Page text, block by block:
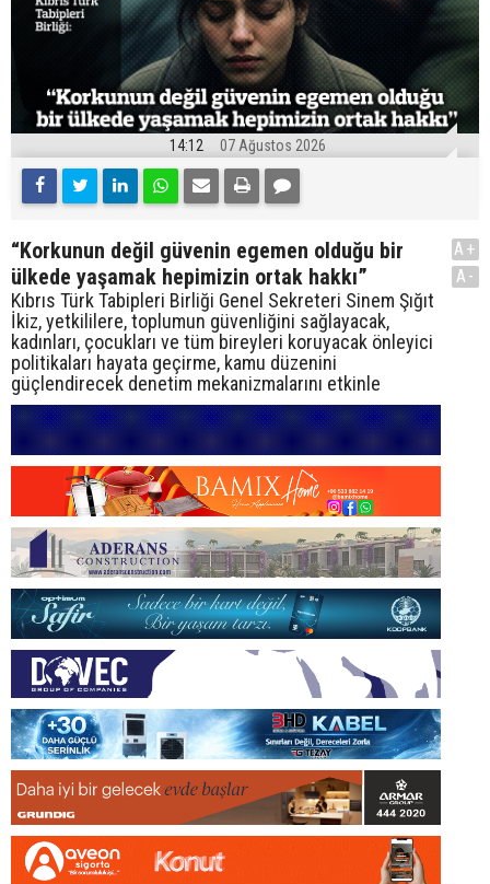
14:12 07 Ağustos 2026
“Korkunun değil güvenin egemen olduğu bir
ülkede yaşamak hepimizin ortak hakkı”
Kıbrıs Türk Tabipleri Birliği Genel Sekreteri Sinem Şığıt
İkiz, yetkililere, toplumun güvenliğini sağlayacak,
kadınları, çocukları ve tüm bireyleri koruyacak önleyici
politikaları hayata geçirme, kamu düzenini
güçlendirecek denetim mekanizmalarını etkinle
A+
A-